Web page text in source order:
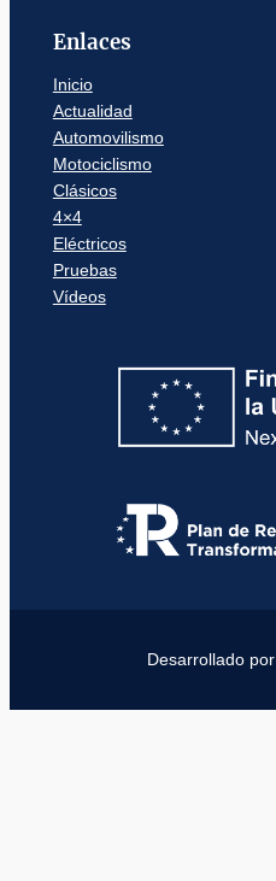
Enlaces
Inicio
Actualidad
Automovilismo
Motociclismo
Clásicos
4×4
Eléctricos
Pruebas
Vídeos
Desarrollado por